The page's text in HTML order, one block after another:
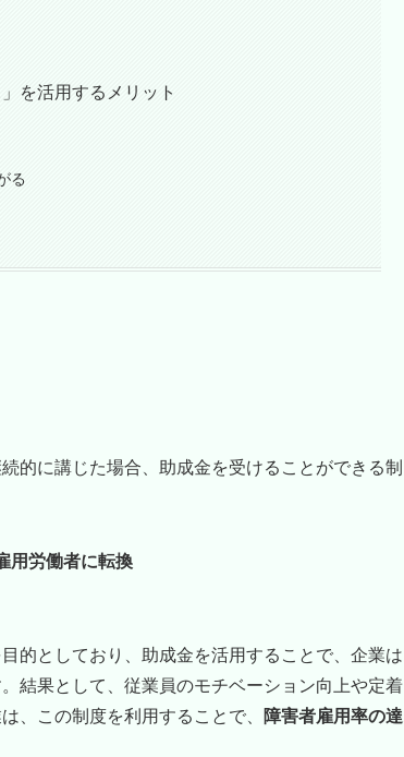
を活用するメリット
る
的に講じた場合、助成金を受けることができる制
用労働者に転換
的としており、助成金を活用することで、企業は
結果として、従業員のモチベーション向上や定着
、この制度を利用することで、
障害者雇用率の達